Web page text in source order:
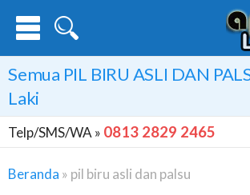
Semua PIL BIRU ASLI DAN
Laki
Telp/SMS/WA » 0813 2829 2465
Beranda » pil biru asli dan palsu